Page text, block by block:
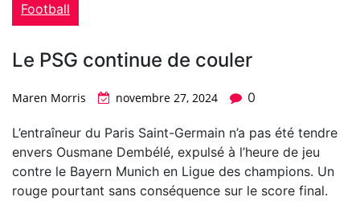
Football
Le PSG continue de couler
Maren Morris novembre 27, 2024 0
L’entraîneur du Paris Saint-Germain n’a pas été tendre
envers Ousmane Dembélé, expulsé à l’heure de jeu
contre le Bayern Munich en Ligue des champions. Un
rouge pourtant sans conséquence sur le score final.